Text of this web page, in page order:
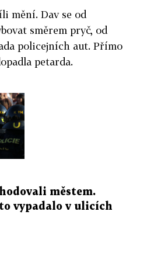
mění. Dav se od
směrem pryč, od
policejních aut. Přímo
petarda.
městem.
vypadalo v ulicích